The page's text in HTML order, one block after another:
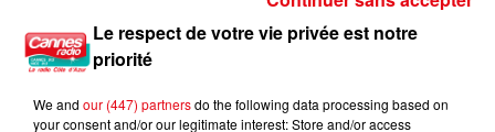
CANICULE : 12 DÉPARTEMENTS EN VIGILANCE ORANGE CE WEEK-END
Le respect de votre vie privée est notre
priorité
We and our (447) partnersdo the following data processing based on
your consent and/or our legitimate interest: Store and/or access